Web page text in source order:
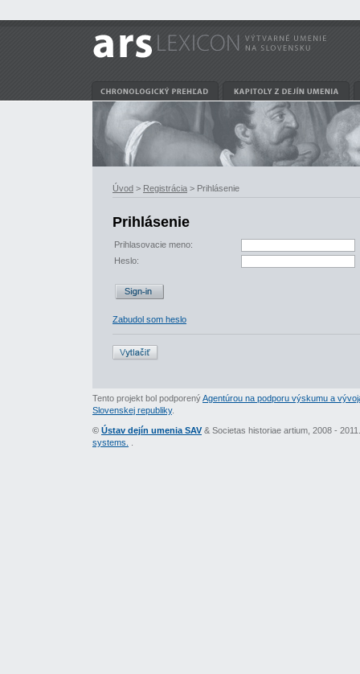
Úvod > Registrácia > Prihlásenie
Prihlásenie
Prihlasovacie meno:
Heslo:
Zabudol som heslo
Tento projekt bol podporenýAgentúrou na podporu výskumu a
Slovenskej republiky.
© Ústav dejín umenia SAV & Societas historiae artium, 2008 -
systems.